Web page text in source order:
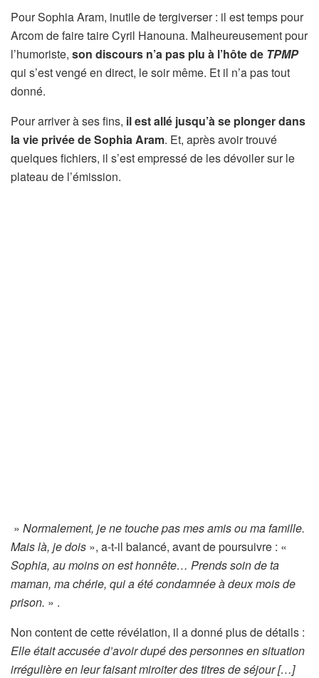
Pour Sophia Aram, inutile de tergiverser : il est temps pour
Arcom de faire taire Cyril Hanouna. Malheureusement pour
l’humoriste, son discours n’a pas plu à l’hôte de TPMP
qui s’est vengé en direct, le soir même. Et il n’a pas tout
donné.
Pour arriver à ses fins, il est allé jusqu’à se plonger dans
la vie privée de Sophia Aram. Et, après avoir trouvé
quelques fichiers, il s’est empressé de les dévoiler sur le
plateau de l’émission.
» Normalement, je ne touche pas mes amis ou ma famille.
Mais là, je dois », a-t-il balancé, avant de poursuivre : «
Sophia, au moins on est honnête… Prends soin de ta
maman, ma chérie, qui a été condamnée à deux mois de
prison. » .
Non content de cette révélation, il a donné plus de détails :
Elle était accusée d’avoir dupé des personnes en situation
irrégulière en leur faisant miroiter des titres de séjour […]